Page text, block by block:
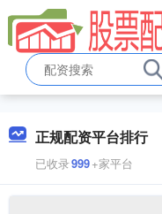
正规配资平台排行
已收录999+家平台